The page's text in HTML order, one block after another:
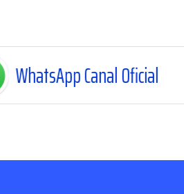
Oficial